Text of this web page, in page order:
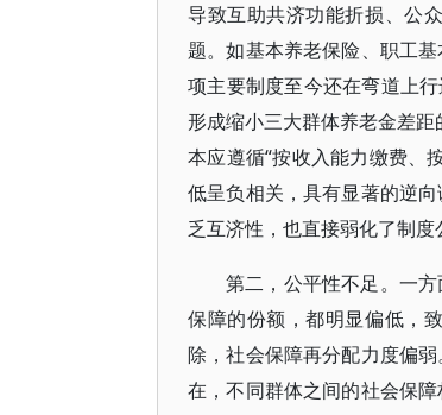
导致互助共济功能折损、公
题。如基本养老保险、职工
项主要制度至今还在弯道上
形成缩小三大群体养老金差
本应遵循“按收入能力缴费、
低呈负相关，具有显著的逆
乏互济性，也直接弱化了制度
第二，公平性不足。一
保障的份额，都明显偏低，
除，社会保障再分配力度偏
在，不同群体之间的社会保